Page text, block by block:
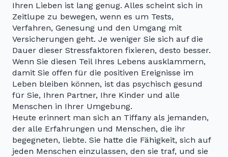
Ihren Lieben ist lang genug. Alles scheint sich in
Zeitlupe zu bewegen, wenn es um Tests,
Verfahren, Genesung und den Umgang mit
Versicherungen geht. Je weniger Sie sich auf die
Dauer dieser Stressfaktoren fixieren, desto besser.
Wenn Sie diesen Teil Ihres Lebens ausklammern,
damit Sie offen für die positiven Ereignisse im
Leben bleiben können, ist das psychisch gesund
für Sie, Ihren Partner, Ihre Kinder und alle
Menschen in Ihrer Umgebung.
Heute erinnert man sich an Tiffany als jemanden,
der alle Erfahrungen und Menschen, die ihr
begegneten, liebte. Sie hatte die Fähigkeit, sich auf
jeden Menschen einzulassen, den sie traf, und sie